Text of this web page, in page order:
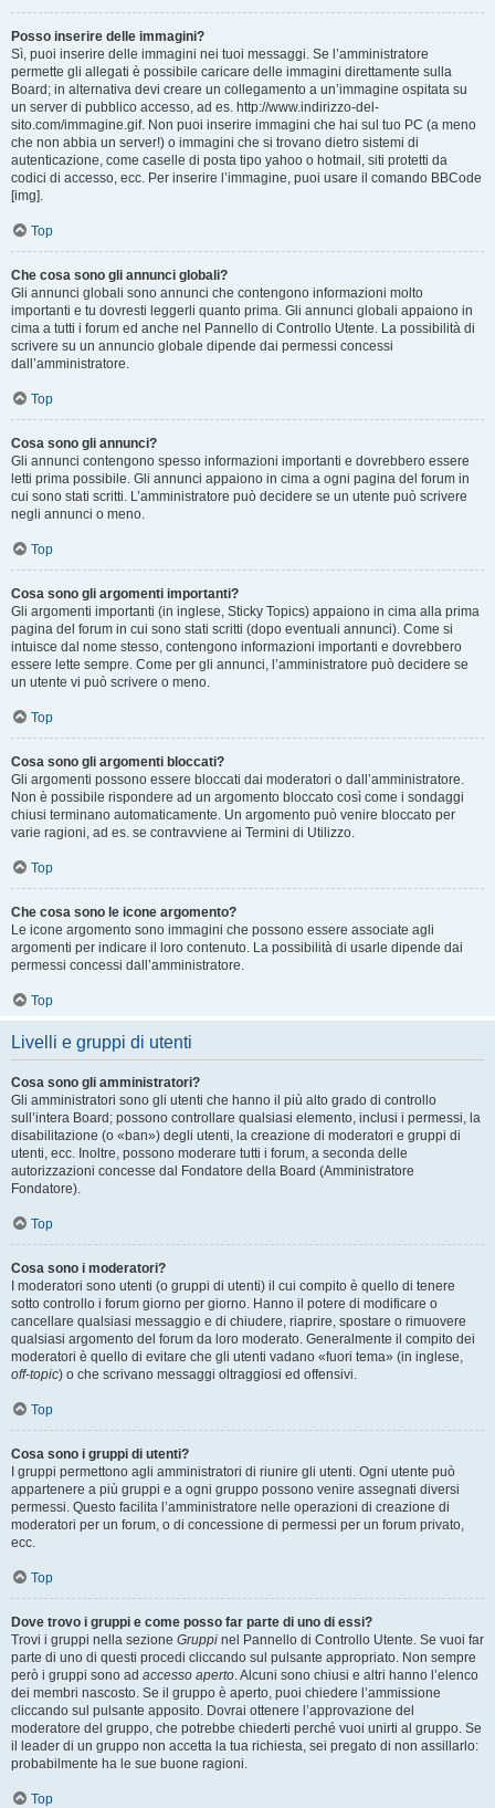
Posso inserire delle immagini?
Sì, puoi inserire delle immagini nei tuoi messaggi. Se l’amministratore
permette gli allegati è possibile caricare delle immagini direttamente sulla
Board; in alternativa devi creare un collegamento a un’immagine ospitata su
un server di pubblico accesso, ad es. http://www.indirizzo-del-
sito.com/immagine.gif. Non puoi inserire immagini che hai sul tuo PC (a meno
che non abbia un server!) o immagini che si trovano dietro sistemi di
autenticazione, come caselle di posta tipo yahoo o hotmail, siti protetti da
codici di accesso, ecc. Per inserire l’immagine, puoi usare il comando BBCode
[img].
Top
Che cosa sono gli annunci globali?
Gli annunci globali sono annunci che contengono informazioni molto
importanti e tu dovresti leggerli quanto prima. Gli annunci globali appaiono in
cima a tutti i forum ed anche nel Pannello di Controllo Utente. La possibilità di
scrivere su un annuncio globale dipende dai permessi concessi
dall’amministratore.
Top
Cosa sono gli annunci?
Gli annunci contengono spesso informazioni importanti e dovrebbero essere
letti prima possibile. Gli annunci appaiono in cima a ogni pagina del forum in
cui sono stati scritti. L’amministratore può decidere se un utente può scrivere
negli annunci o meno.
Top
Cosa sono gli argomenti importanti?
Gli argomenti importanti (in inglese, Sticky Topics) appaiono in cima alla prima
pagina del forum in cui sono stati scritti (dopo eventuali annunci). Come si
intuisce dal nome stesso, contengono informazioni importanti e dovrebbero
essere lette sempre. Come per gli annunci, l’amministratore può decidere se
un utente vi può scrivere o meno.
Top
Cosa sono gli argomenti bloccati?
Gli argomenti possono essere bloccati dai moderatori o dall’amministratore.
Non è possibile rispondere ad un argomento bloccato così come i sondaggi
chiusi terminano automaticamente. Un argomento può venire bloccato per
varie ragioni, ad es. se contravviene ai Termini di Utilizzo.
Top
Che cosa sono le icone argomento?
Le icone argomento sono immagini che possono essere associate agli
argomenti per indicare il loro contenuto. La possibilità di usarle dipende dai
permessi concessi dall’amministratore.
Top
Livelli e gruppi di utenti
Cosa sono gli amministratori?
Gli amministratori sono gli utenti che hanno il più alto grado di controllo
sull’intera Board; possono controllare qualsiasi elemento, inclusi i permessi, la
disabilitazione (o «ban») degli utenti, la creazione di moderatori e gruppi di
utenti, ecc. Inoltre, possono moderare tutti i forum, a seconda delle
autorizzazioni concesse dal Fondatore della Board (Amministratore
Fondatore).
Top
Cosa sono i moderatori?
I moderatori sono utenti (o gruppi di utenti) il cui compito è quello di tenere
sotto controllo i forum giorno per giorno. Hanno il potere di modificare o
cancellare qualsiasi messaggio e di chiudere, riaprire, spostare o rimuovere
qualsiasi argomento del forum da loro moderato. Generalmente il compito dei
moderatori è quello di evitare che gli utenti vadano «fuori tema» (in inglese,
off-topic) o che scrivano messaggi oltraggiosi ed offensivi.
Top
Cosa sono i gruppi di utenti?
I gruppi permettono agli amministratori di riunire gli utenti. Ogni utente può
appartenere a più gruppi e a ogni gruppo possono venire assegnati diversi
permessi. Questo facilita l’amministratore nelle operazioni di creazione di
moderatori per un forum, o di concessione di permessi per un forum privato,
ecc.
Top
Dove trovo i gruppi e come posso far parte di uno di essi?
Trovi i gruppi nella sezione Gruppi nel Pannello di Controllo Utente. Se vuoi far
parte di uno di questi procedi cliccando sul pulsante appropriato. Non sempre
però i gruppi sono ad accesso aperto. Alcuni sono chiusi e altri hanno l’elenco
dei membri nascosto. Se il gruppo è aperto, puoi chiedere l’ammissione
cliccando sul pulsante apposito. Dovrai ottenere l’approvazione del
moderatore del gruppo, che potrebbe chiederti perché vuoi unirti al gruppo. Se
il leader di un gruppo non accetta la tua richiesta, sei pregato di non assillarlo:
probabilmente ha le sue buone ragioni.
Top